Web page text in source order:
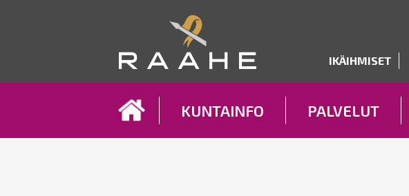
Kohderyhmät
IKÄIHMISET
KUNTAINFO PALVELUT